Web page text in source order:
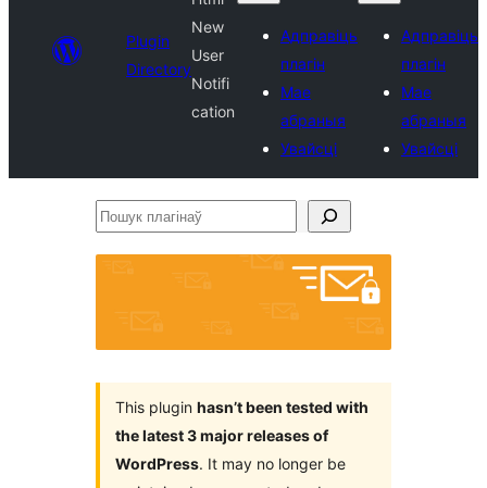
Plugin
Directory
New
User
Notifi
cation
Адправіць
плагін
Мае
абраныя
Увайсці
Адправіць
плагін
Мае
абраныя
Увайсці
Пошук
This plugin hasn’t been tested with
the latest 3 major releases of
WordPress. It may no longer be